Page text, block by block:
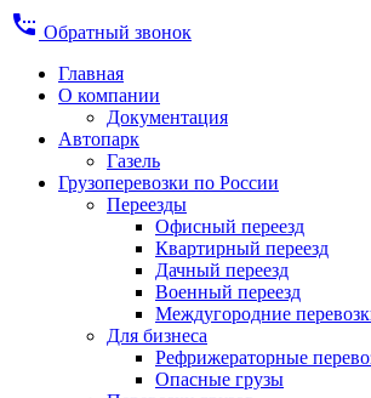
settings_phone Обратный звонок
Главная
О компании
Документация
Автопарк
Газель
Грузоперевозки по России
Переезды
Офисный переезд
Квартирный переезд
Дачный переезд
Военный переезд
Междугородние
Для бизнеса
Рефрижераторные
Опасные грузы